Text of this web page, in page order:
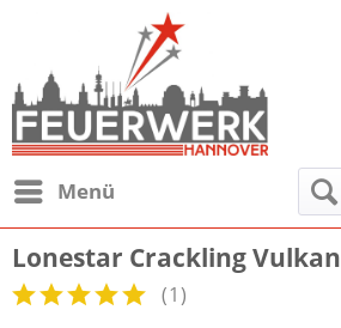
Menü
Lonestar Crackling Vulkan
(1)